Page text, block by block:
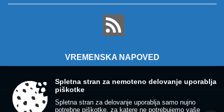
VREMENSKA NAPOVED
Zasnova, izvedba in vzdrževanje: Sigmateh d.o.o.
Spletna stran za nemoteno delovanje uporablja
piškotke
Spletna stran za delovanje uporablja samo nujno
potrebne piškotke, za katere ne potrebujemo vaše